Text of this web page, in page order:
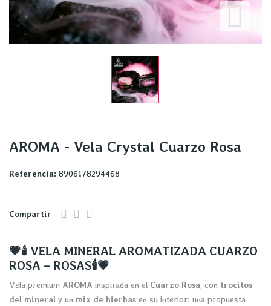
AROMA - Vela Crystal Cuarzo Rosa
Referencia: 8906178294468
Compartir
💗🕯️ VELA MINERAL AROMATIZADA CUARZO
ROSA – ROSAS🕯️💗
Vela premium AROMA inspirada en el Cuarzo Rosa, con trocitos
del mineral y un mix de hierbas en su interior: una propuesta